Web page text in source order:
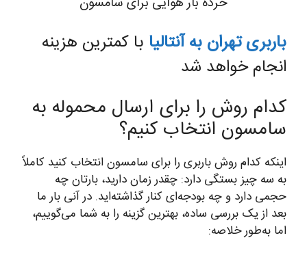
باربری تهران به آنتالیا با کمترین هزینه
انجام خواهد شد
کدام روش را برای ارسال محموله به
سامسون انتخاب کنیم؟
اینکه کدام روش باربری را برای سامسون انتخاب کنید کاملاً
به سه چیز بستگی دارد: چقدر زمان دارید، بارتان چه
حجمی دارد و چه بودجه‌ای کنار گذاشته‌اید. در آنی بار ما
بعد از یک بررسی ساده، بهترین گزینه را به شما می‌گوییم،
اما به‌طور خلاصه: